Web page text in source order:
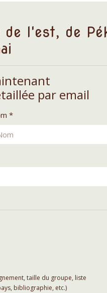
de l'est, de
par email
*
taille du groupe, liste
bibliographie, etc.)